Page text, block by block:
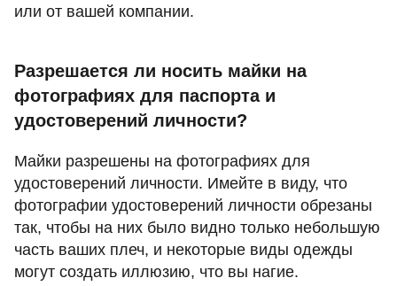
или от вашей компании.
Разрешается ли носить майки на
фотографиях для паспорта и
удостоверений личности?
Майки разрешены на фотографиях для
удостоверений личности. Имейте в виду, что
фотографии удостоверений личности обрезаны
так, чтобы на них было видно только небольшую
часть ваших плеч, и некоторые виды одежды
могут создать иллюзию, что вы нагие.